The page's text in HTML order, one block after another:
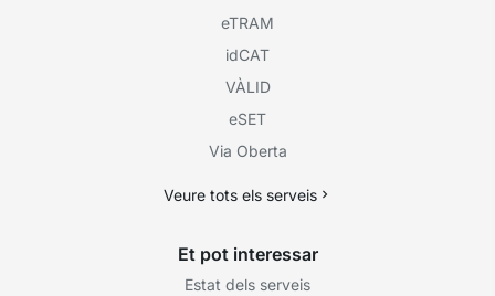
eTRAM
idCAT
VÀLID
eSET
Via Oberta
Veure tots els serveis
Et pot interessar
Estat dels serveis